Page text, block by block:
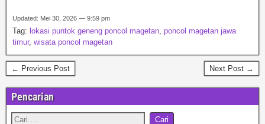
Updated: Mei 30, 2026 — 9:59 pm
Tag: lokasi puntok geneng poncol magetan, poncol magetan jawa
timur, wisata poncol magetan
← Previous Post Next Post →
Pencarian